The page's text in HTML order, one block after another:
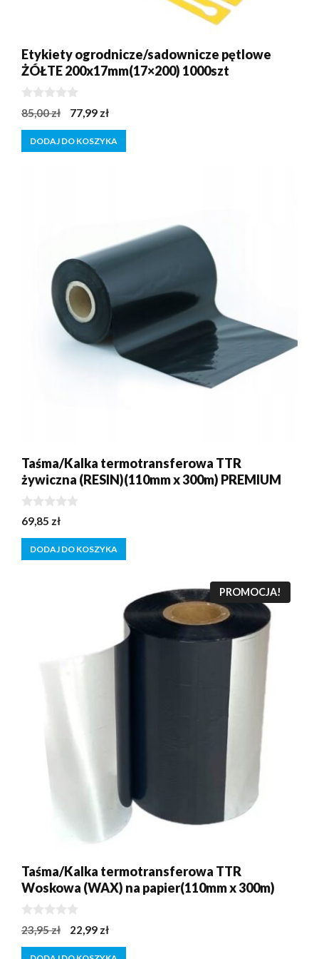
Etykiety ogrodnicze/sadownicze pętlowe
ŻÓŁTE 200x17mm(17×200) 1000szt
0
z
5
85,00zł
Pierwotna
cena
wynosiła:
77,99 złAktualna
cena
wynosi:
DODAJ DO KOSZYKA
Taśma/Kalka termotransferowa TTR
żywiczna (RESIN)(110mm x 300m) PREMIUM
0
z
5
69,85 zł
DODAJ DO KOSZYKA
PROMOCJA!
Taśma/Kalka termotransferowa TTR
Woskowa (WAX) na papier(110mm x 300m)
0
z
5
23,95zł
Pierwotna
cena
22,99 złAktualna
cena